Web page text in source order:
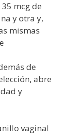
mcg de
y otra y,
mismas
de
abre
y
vaginal